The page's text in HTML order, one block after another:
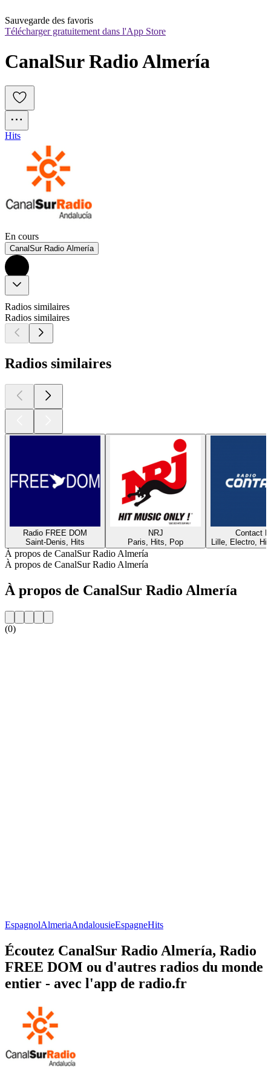
Sauvegarde des favoris
Télécharger gratuitement dans l'App Store
CanalSur Radio Almería
Hits
En cours
CanalSur Radio Almería
Radios similaires
Radios similaires
Radios similaires
Radio FREE DOM
Saint-Denis, Hits
NRJ
Paris, Hits, Pop
Contact
Lille, Electro,
À propos de CanalSur Radio Almería
À propos de CanalSur Radio Almería
À propos de CanalSur Radio Almería
(0)
EspagnolAlmeriaAndalousieEspagneHits
Écoutez CanalSur Radio Almería, Radio
FREE DOM ou d'autres radios du monde
entier - avec l'app de radio.fr